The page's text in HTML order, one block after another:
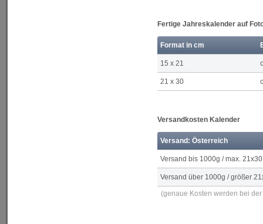
Fertige Jahreskalender auf
Format in cm
15 x 21
21 x 30
Versandkosten Kalender
Versand: Österreich
Versand bis 1000g / max. 21x30
Versand über 1000g / größer
(genaue Kosten werden bei